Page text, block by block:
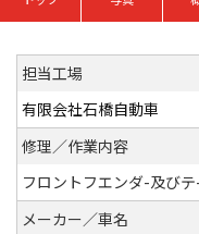
担当工場
有限会社石橋自動車
修理／作業内容
フロントフエンダ-及び
メーカー／車名